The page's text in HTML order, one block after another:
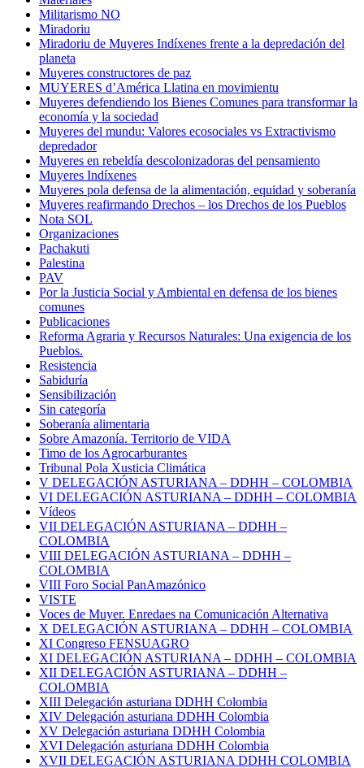
Militarismo NO
Miradoriu
Miradoriu de Muyeres Indíxenes frente a la depredación del
planeta
Muyeres constructores de paz
MUYERES d’América Llatina en movimientu
Muyeres defendiendo los Bienes Comunes para transformar la
economía y la sociedad
Muyeres del mundu: Valores ecosociales vs Extractivismo
depredador
Muyeres en rebeldía descolonizadoras del pensamiento
Muyeres Indíxenes
Muyeres pola defensa de la alimentación, equidad y soberanía
Muyeres reafirmando Drechos – los Drechos de los Pueblos
Nota SOL
Organizaciones
Pachakuti
Palestina
PAV
Por la Justicia Social y Ambiental en defensa de los bienes
comunes
Publicaciones
Reforma Agraria y Recursos Naturales: Una exigencia de los
Pueblos.
Resistencia
Sabiduría
Sensibilización
Sin categoría
Soberanía alimentaria
Sobre Amazonía. Territorio de VIDA
Timo de los Agrocarburantes
Tribunal Pola Xusticia Climática
V DELEGACIÓN ASTURIANA – DDHH – COLOMBIA
VI DELEGACIÓN ASTURIANA – DDHH – COLOMBIA
Vídeos
VII DELEGACIÓN ASTURIANA – DDHH –
COLOMBIA
VIII DELEGACIÓN ASTURIANA – DDHH –
COLOMBIA
VIII Foro Social PanAmazónico
VISTE
Voces de Muyer. Enredaes na Comunicación Alternativa
X DELEGACIÓN ASTURIANA – DDHH – COLOMBIA
XI Congreso FENSUAGRO
XI DELEGACIÓN ASTURIANA – DDHH – COLOMBIA
XII DELEGACIÓN ASTURIANA – DDHH –
COLOMBIA
XIII Delegación asturiana DDHH Colombia
XIV Delegación asturiana DDHH Colombia
XV Delegación asturiana DDHH Colombia
XVI Delegación asturiana DDHH Colombia
XVII DELEGACIÓN ASTURIANA DDHH COLOMBIA